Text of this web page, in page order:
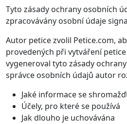
Tyto zásady ochrany osobních
zpracovávány osobní údaje
Autor petice zvolil Petice.com,
provedených při vytváření
vygeneroval tyto zásady
správce osobních údajů autor
Jaké informace se
Účely, pro které se používá
Jak dlouho je uchovávána